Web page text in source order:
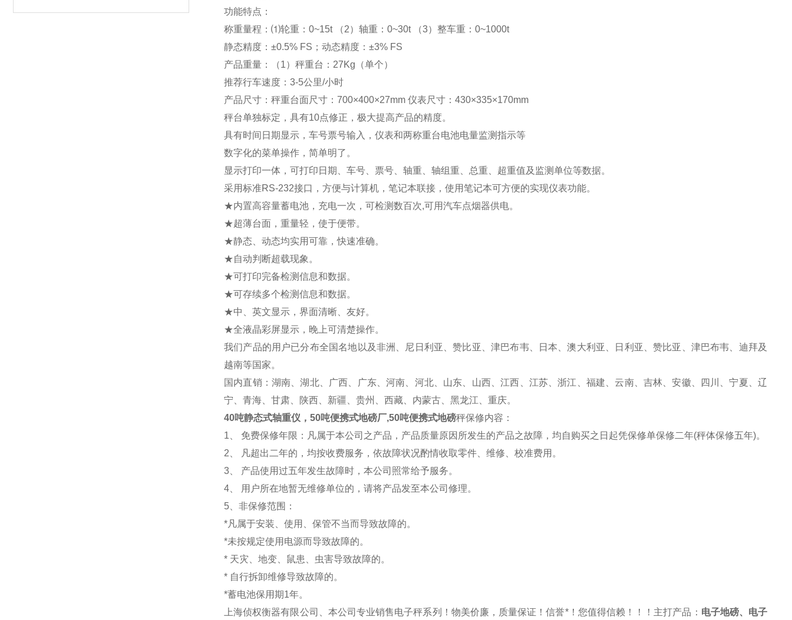
功能特点：
称重量程：⑴轮重：0~15t （2）轴重：0~30t （3）整车重：0~1000t
静态精度：±0.5% FS；动态精度：±3% FS
产品重量：（1）秤重台：27Kg（单个）
推荐行车速度：3-5公里/小时
产品尺寸：秤重台面尺寸：700×400×27mm 仪表尺寸：430×335×170mm
秤台单独标定，具有10点修正，极大提高产品的精度。
具有时间日期显示，车号票号输入，仪表和两称重台电池电量监测指示等
数字化的菜单操作，简单明了。
显示打印一体，可打印日期、车号、票号、轴重、轴组重、总重、超重值及监测单位等数据。
采用标准RS-232接口，方便与计算机，笔记本联接，使用笔记本可方便的实现仪表功能。
★内置高容量蓄电池，充电一次，可检测数百次,可用汽车点烟器供电。
★超薄台面，重量轻，使于便带。
★静态、动态均实用可靠，快速准确。
★自动判断超载现象。
★可打印完备检测信息和数据。
★可存续多个检测信息和数据。
★中、英文显示，界面清晰、友好。
★全液晶彩屏显示，晚上可清楚操作。
我们产品的用户已分布全国名地以及非洲、尼日利亚、赞比亚、津巴布韦、日本、澳大利亚、日利亚、赞比亚、津巴布韦、迪拜及
越南等国家。
国内直销：湖南、湖北、广西、广东、河南、河北、山东、山西、江西、江苏、浙江、福建、云南、吉林、安徽、四川、宁夏、辽
宁、青海、甘肃、陕西、新疆、贵州、西藏、内蒙古、黑龙江、重庆。
40吨静态式轴重仪，50吨便携式地磅厂,50吨便携式地磅秤保修内容：
1 、 免费保修年限：凡属于本公司之产品，产品质量原因所发生的产品之故障，均自购买之日起凭保修单保修二年(秤体保修五年)。
2、 凡超出二年的，均按收费服务，依故障状况酌情收取零件、维修、校准费用。
3、 产品使用过五年发生故障时，本公司照常给予服务。
4、 用户所在地暂无维修单位的，请将产品发至本公司修理。
5、非保修范围：
*凡属于安装、使用、保管不当而导致故障的。
*未按规定使用电源而导致故障的。
* 天灾、地变、鼠患、虫害导致故障的。
* 自行拆卸维修导致故障的。
*蓄电池保用期1年。
上海侦权衡器有限公司、本公司专业销售电子秤系列！物美价廉，质量保证！信誉*！您值得信赖！！！主打产品： 电子地磅、 电子